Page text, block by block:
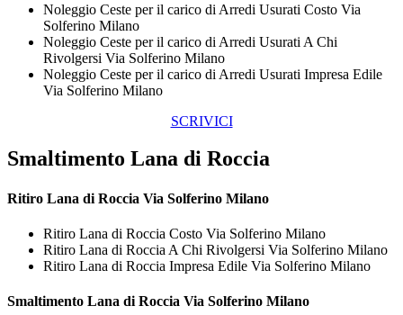
Noleggio Ceste per il carico di Arredi Usurati Costo Via
Solferino Milano
Noleggio Ceste per il carico di Arredi Usurati A Chi
Rivolgersi Via Solferino Milano
Noleggio Ceste per il carico di Arredi Usurati Impresa Edile
Via Solferino Milano
SCRIVICI
Smaltimento Lana di Roccia
Ritiro Lana di Roccia Via Solferino Milano
Ritiro Lana di Roccia Costo Via Solferino Milano
Ritiro Lana di Roccia A Chi Rivolgersi Via Solferino Milano
Ritiro Lana di Roccia Impresa Edile Via Solferino Milano
Smaltimento Lana di Roccia Via Solferino Milano